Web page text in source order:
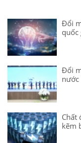
Đổi
quốc
Đổi
nước
Chất
kẽm